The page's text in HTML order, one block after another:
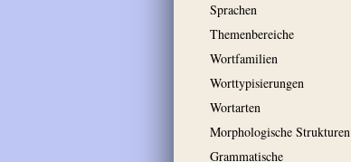
Sprachen
Themenbereiche
Wortfamilien
Worttypisierungen
Wortarten
Morphologische Strukturen
Grammatische